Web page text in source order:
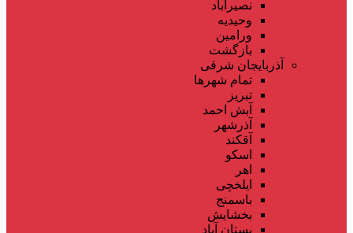
نصیرآباد
وحیدیه
ورامین
بازگشت
آذربایجان شرقی
تمام شهر‌ها
تبریز
آبش احمد
آذرشهر
آقکند
اسکو
اهر
ایلخچی
باسمنج
بخشایش
بستان آباد